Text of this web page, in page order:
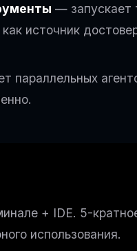
— запускает
источник
параллельных
+ IDE. 5-
использования.